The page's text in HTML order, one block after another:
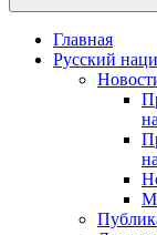
Главная
Русский